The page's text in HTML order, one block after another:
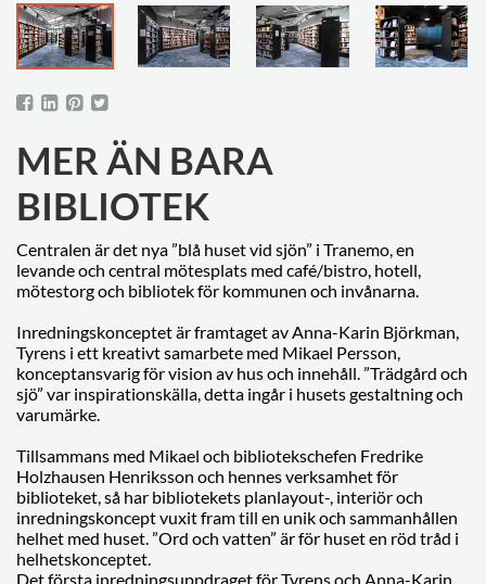
MER ÄN BARA
BIBLIOTEK
Centralen är det nya ”blå huset vid sjön” i Tranemo, en
levande och central mötesplats med café/bistro, hotell,
mötestorg och bibliotek för kommunen och invånarna.
Inredningskonceptet är framtaget av Anna-Karin Björkman,
Tyrens i ett kreativt samarbete med Mikael Persson,
konceptansvarig för vision av hus och innehåll. ”Trädgård och
sjö” var inspirationskälla, detta ingår i husets gestaltning och
varumärke.
Tillsammans med Mikael och bibliotekschefen Fredrike
Holzhausen Henriksson och hennes verksamhet för
biblioteket, så har bibliotekets planlayout-, interiör och
inredningskoncept vuxit fram till en unik och sammanhållen
helhet med huset. ”Ord och vatten” är för huset en röd tråd i
helhetskonceptet.
Det första inredningsuppdraget för Tyrens och Anna-Karin